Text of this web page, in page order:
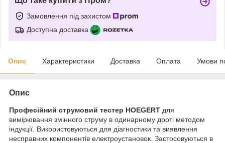
Замовлення під захистом
Доступна доставка
Опис Характеристики Доставка Оплата Умови
Опис
Професійний струмовий тестер HOEGERT для
вимірювання змінного струму в одинарному дроті методом
індукції. Використовуються для діагностики та виявлення
несправних компонентів електроустановок. Застосовуються в